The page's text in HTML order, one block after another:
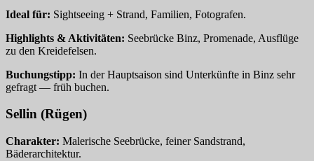
Ideal für: Sightseeing + Strand, Familien, Fotografen.
Highlights & Aktivitäten: Seebrücke Binz, Promenade, Ausflüge
zu den Kreidefelsen.
Buchungstipp: In der Hauptsaison sind Unterkünfte in Binz sehr
gefragt — früh buchen.
Sellin (Rügen)
Charakter: Malerische Seebrücke, feiner Sandstrand,
Bäderarchitektur.